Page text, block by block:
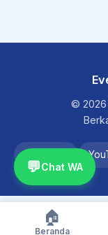
© 2026
💬Chat WA
🏠
Beranda